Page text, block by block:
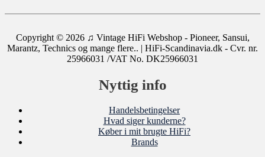
Copyright © 2026 ♫ Vintage HiFi Webshop - Pioneer, Sansui,
Marantz, Technics og mange flere.. | HiFi-Scandinavia.dk - Cvr. nr.
25966031 /VAT No. DK25966031
Nyttig info
Handelsbetingelser
Hvad siger kunderne?
Køber i mit brugte HiFi?
Brands